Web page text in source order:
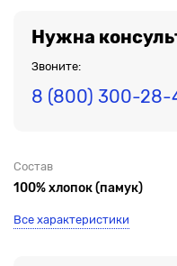
Нужна
Звоните:
8 (800) 300-28-
Состав
100% хлопок (памук)
Все характеристики